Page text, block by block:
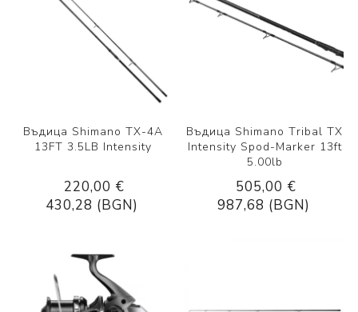
Въдица Shimano TX-4A
13FT 3.5LB Intensity
220,00 €
430,28 (BGN)
Въдица Shimano Тrіbаl ТХ
Іntеnѕіtу Ѕроd-Маrkеr 13ft
5.00lb
505,00 €
987,68 (BGN)